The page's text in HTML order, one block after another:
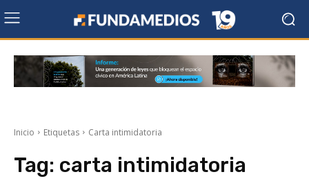
Inicio Etiquetas Carta intimidatoria
Tag: carta intimidatoria